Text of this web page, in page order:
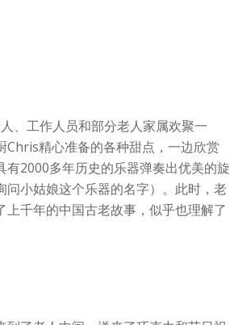
、工作人员和部分老人家属欢聚一
精心准备的各种甜点，一边欣赏
2000多年历史的乐器弹奏出优美的旋
小姑娘这个乐器的名字）。此时，老
千年的中国古老故事，似乎也理解了